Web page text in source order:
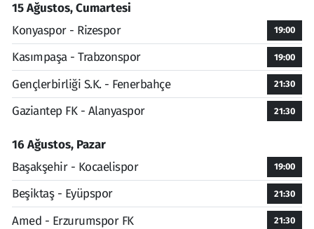
15 Ağustos, Cumartesi
Konyaspor - Rizespor
19:00
Kasımpaşa - Trabzonspor 19:00
Gençlerbirliği S.K. - Fenerbahçe 21:30
Gaziantep FK - Alanyaspor 21:30
16 Ağustos, Pazar
Başakşehir - Kocaelispor
19:00
Beşiktaş - Eyüpspor 21:30
Amed - Erzurumspor FK 21:30